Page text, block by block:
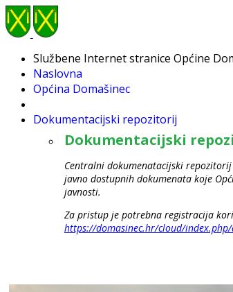
Službene Internet stranice Općine
Naslovna
Općina Domašinec
Dokumentacijski repozitorij
Dokumentacijski
Centralni dokumenatacijski
javno dostupnih dokumenata koje
javnosti.
Za pristup je potrebna registracija
https://domasinec.hr/cloud/